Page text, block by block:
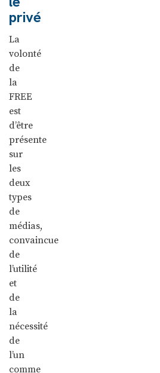
privé
La
volonté
de
la
FREE
est
d’être
présente
sur
les
deux
types
de
médias,
convaincue
de
l’utilité
et
de
la
nécessité
de
l’un
comme